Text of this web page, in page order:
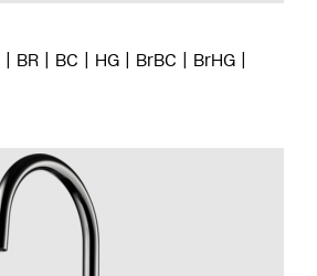
BR BC HG BrBC
BrHG